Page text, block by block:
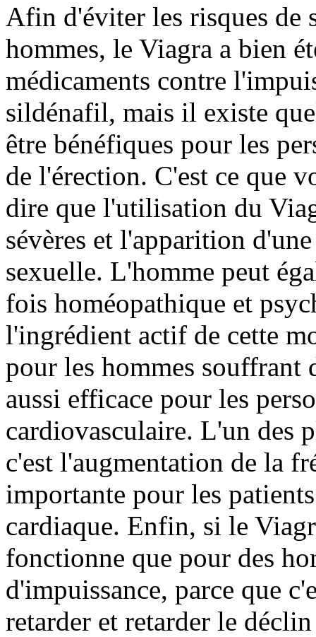
Afin d'éviter les risques de
hommes, le Viagra a bien
médicaments contre
sildénafil, mais il existe
être bénéfiques pour les
de l'érection. C'est ce que
dire que l'utilisation du
sévères et l'apparition
sexuelle. L'homme peut
fois homéopathique et
l'ingrédient actif de cette
pour les hommes souffrant
aussi efficace pour les
cardiovasculaire. L'un des
c'est l'augmentation de la
importante pour les
cardiaque. Enfin, si le
fonctionne que pour des
d'impuissance, parce que
retarder et retarder le